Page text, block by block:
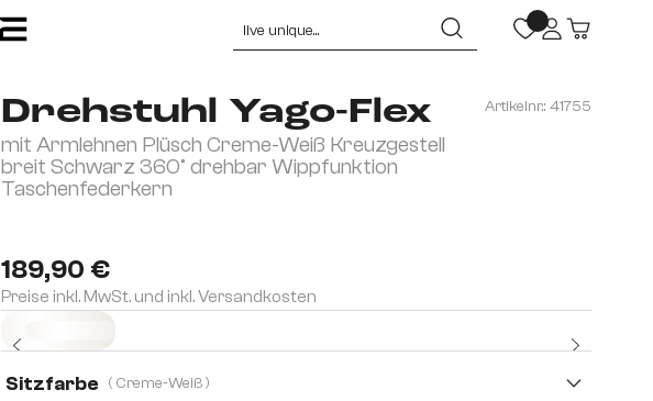
Drehstuhl Yago-Flex
mit Armlehnen Plüsch Creme-Weiß Kreuzgestell
breit Schwarz 360° drehbar Wippfunktion
Taschenfederkern
Artikelnr.: 41755
189,90 €
Preise inkl. MwSt. und inkl. Versandkosten
Sitzfarbe ( Creme-Weiß )